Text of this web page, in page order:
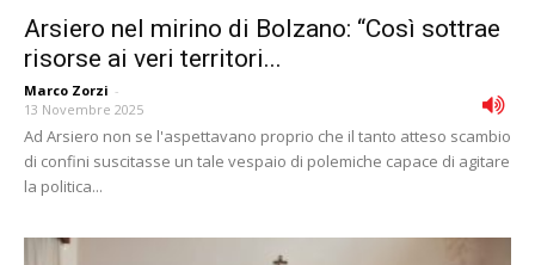
Arsiero nel mirino di Bolzano: “Così sottrae
risorse ai veri territori...
Marco Zorzi -
13 Novembre 2025
Ad Arsiero non se l'aspettavano proprio che il tanto atteso scambio
di confini suscitasse un tale vespaio di polemiche capace di agitare
la politica...